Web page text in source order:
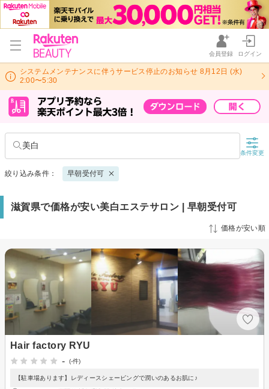
会員登録 ログイン
システムメンテナンスに伴うサービス停止のお知らせ 8月12日 (水)
2:00〜5:30
美白
条件変更
絞り込み条件： 早朝受付可
滋賀県で価格が安い美白エステサロン | 早朝受付可
価格が安い順
Hair factory RYU
-
(-件)
【駐車場あります】レディースシェービングで潤いのあるお肌に♪